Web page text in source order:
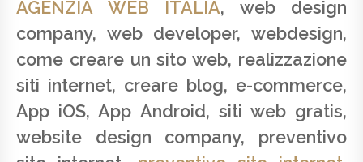
AGENZIA WEB ITALIA, web design
company, web developer, webdesign,
come creare un sito web, realizzazione
siti internet, creare blog, e-commerce,
App iOS, App Android, siti web gratis,
website design company, preventivo